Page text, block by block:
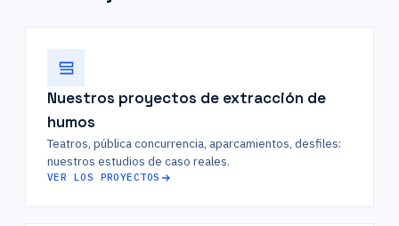
Nuestros proyectos de extracción de
humos
Teatros, pública concurrencia, aparcamientos, desfiles:
nuestros estudios de caso reales.
VER LOS PROYECTOS